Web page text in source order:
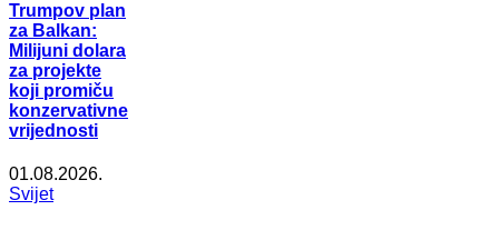
Trumpov plan
za Balkan:
Milijuni dolara
za projekte
koji promiču
konzervativne
vrijednosti
01.08.2026.
Svijet